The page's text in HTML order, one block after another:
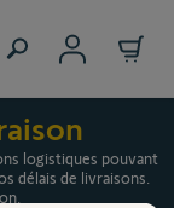
logistiques pouvant
délais de livraisons.